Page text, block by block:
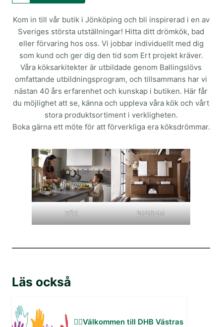
Kom in till vår butik i Jönköping och bli inspirerad i en av
Sveriges största utställningar! Hitta ditt drömkök, bad
eller förvaring hos oss. Vi jobbar individuellt med dig
som kund och ger dig den tid som Ert projekt kräver.
Våra köksarkitekter är utbildade genom Ballingslövs
omfattande utbildningsprogram, och tillsammans har vi
nästan 40 års erfarenhet och kunskap i butiken. Här får
du möjlighet att se, känna och uppleva våra kök och vårt
stora produktsortiment i verkligheten.
Boka gärna ett möte för att förverkliga era köksdrömmar.
KÖK BADRUM
Läs också
✋🏻Välkommen till DHB Västras